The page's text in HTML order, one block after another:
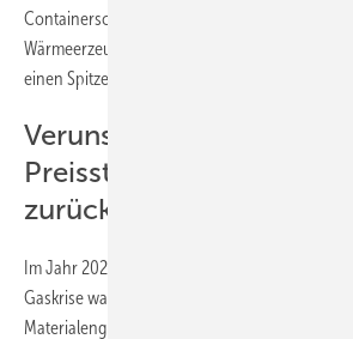
Containerschiff „Ever Given“. All dies trieb die
Wärmeerzeugern im Zeitraum von Januar 2022
einen Spitzenwert von durchschnittlich 23,8 %.
Verunsicherung und
Preissteigerungen gehen
zurück
Im Jahr 2023 begann sich die Situation dann
Gaskrise war weitgehend abgewendet und
Materialengpässe gingen schrittweise zurück.